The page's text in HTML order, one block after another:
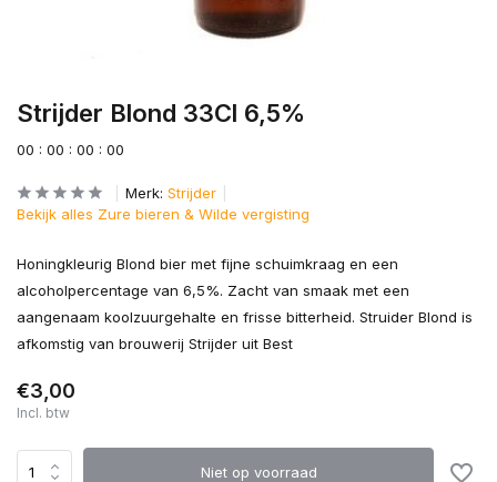
Strijder Blond 33Cl 6,5%
00 : 00 : 00 : 00
Merk: Strijder
Bekijk alles Zure bieren & Wilde vergisting
Honingkleurig Blond bier met fijne schuimkraag en een
alcoholpercentage van 6,5%. Zacht van smaak met een
aangenaam koolzuurgehalte en frisse bitterheid. Struider Blond is
afkomstig van brouwerij Strijder uit Best
€3,00
Incl. btw
Niet op voorraad